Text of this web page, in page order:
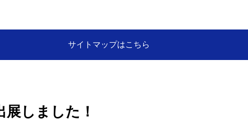
サイトマップはこちら
しました！